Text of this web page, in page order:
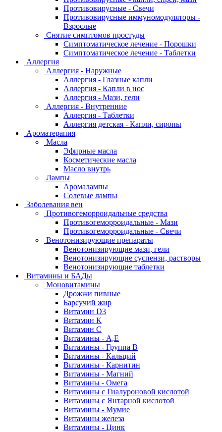
Противовирусные - Свечи
Противовирусные иммуномодуляторы -
Взрослые
Снятие симптомов простуды
Симптоматическое лечение - Порошки
Симптоматическое лечение - Таблетки
Аллергия
Аллергия - Наружные
Аллергия - Глазные капли
Аллергия - Капли в нос
Аллергия - Мази, гели
Аллергия - Внутренние
Аллергия - Таблетки
Аллергия детская - Капли, сиропы
Ароматерапия
Масла
Эфирные масла
Косметические масла
Масло внутрь
Лампы
Аромалампы
Солевые лампы
Заболевания вен
Противогеморроидальные средства
Противогеморроидальные - Мази
Противогеморроидальные - Свечи
Венотонизирующие препараты
Венотонизирующие мази, гели
Венотонизирующие суспензи, растворы
Венотонизирующие таблетки
Витамины и БАДы
Моновитамины
Дрожжи пивные
Барсучий жир
Витамин D3
Витамин К
Витамин С
Витамины - А,Е
Витамины - Группа В
Витамины - Кальций
Витамины - Карнитин
Витамины - Магний
Витамины - Омега
Витамины с Гиалуроновой кислотой
Витамины с Янтарной кислотой
Витамины - Мумие
Витамины железа
Витамины - Цинк